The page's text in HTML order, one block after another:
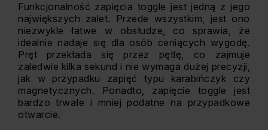
Funkcjonalność zapięcia toggle jest jedną z jego
największych zalet. Przede wszystkim, jest ono
niezwykle łatwe w obsłudze, co sprawia, że
idealnie nadaje się dla osób ceniących wygodę.
Pręt przekłada się przez pętlę, co zajmuje
zaledwie kilka sekund i nie wymaga dużej precyzji,
jak w przypadku zapięć typu karabińczyk czy
magnetycznych. Ponadto, zapięcie toggle jest
bardzo trwałe i mniej podatne na przypadkowe
otwarcie.